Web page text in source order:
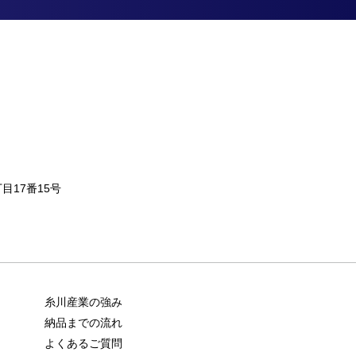
17番15号
糸川産業の強み
納品までの流れ
よくあるご質問